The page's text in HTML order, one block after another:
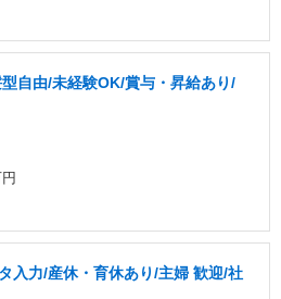
自由/未経験OK/賞与・昇給あり/
入力/産休・育休あり/主婦 歓迎/社